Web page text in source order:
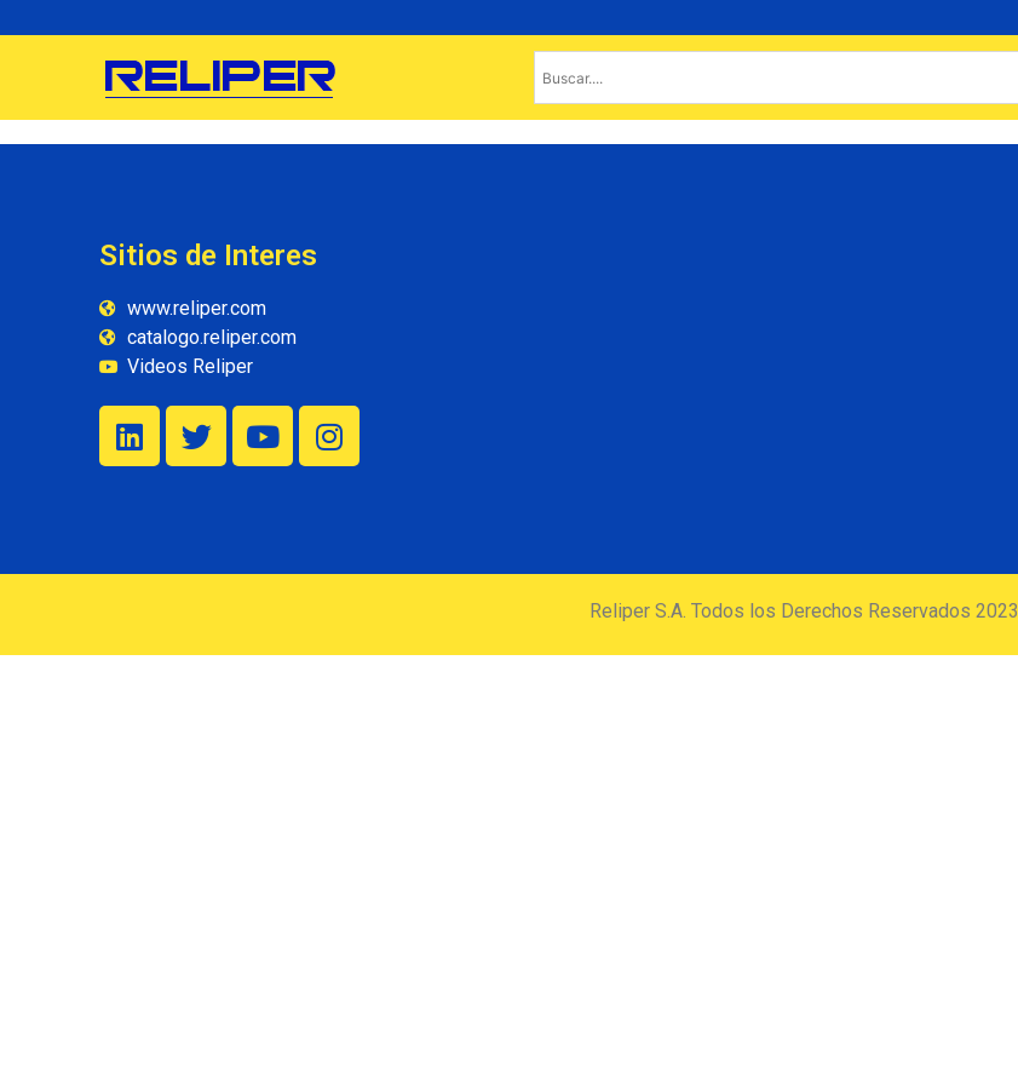
Sitios de Interes
www.reliper.com
catalogo.reliper.com
Videos Reliper
Reliper S.A. Todos los Derechos Reservados 2023.